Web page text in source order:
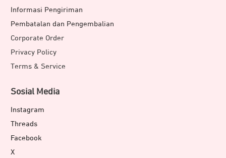
Informasi Pengiriman
Pembatalan dan Pengembalian
Corporate Order
Privacy Policy
Terms & Service
Sosial Media
Instagram
Threads
Facebook
X